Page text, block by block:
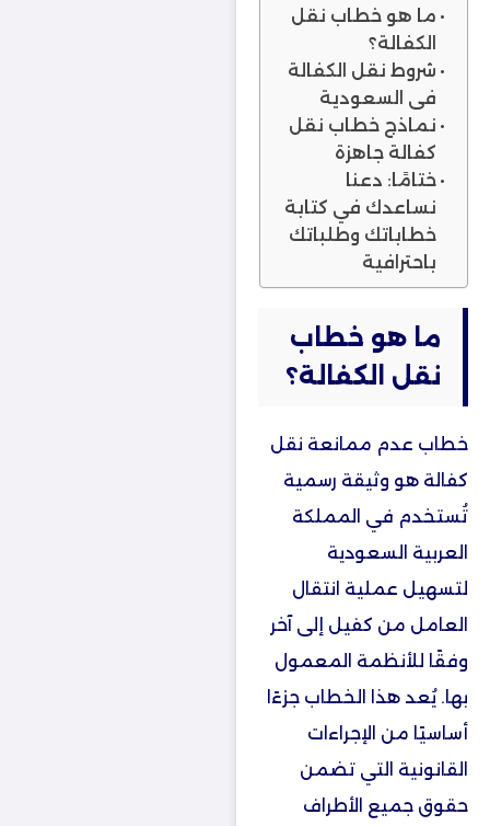
ما هو خطاب نقل
الكفالة؟
شروط نقل الكفالة
في السعودية
نماذج خطاب نقل
كفالة جاهزة
ختامًا: دعنا
نساعدك في كتابة
خطاباتك وطلباتك
باحترافية
ما هو خطاب
نقل الكفالة؟
خطاب عدم ممانعة نقل
كفالة هو وثيقة رسمية
تُستخدم في المملكة
العربية السعودية
لتسهيل عملية انتقال
العامل من كفيل إلى آخر
وفقًا للأنظمة المعمول
بها. يُعد هذا الخطاب جزءًا
أساسيًا من الإجراءات
القانونية التي تضمن
حقوق جميع الأطراف